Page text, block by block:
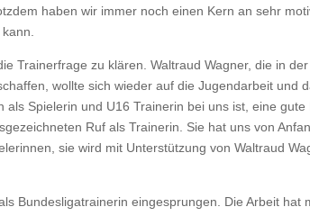
haben wir immer noch einen Kern an sehr
Trainerfrage zu klären. Waltraud Wagner, die in
wollte sich wieder auf die Jugendarbeit und
Spielerin und U16 Trainerin bei uns ist, eine
Ruf als Trainerin. Sie hat uns von
sie wird mit Unterstützung von Waltraud
Bundesligatrainerin eingesprungen. Die Arbeit